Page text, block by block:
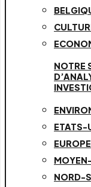
NOTRE
ETATS-
EUROPE
NORD-